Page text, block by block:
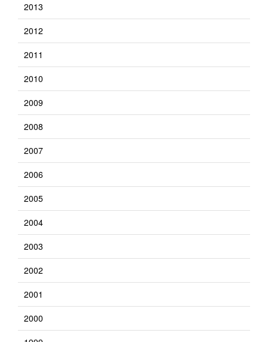
2013
2012
2011
2010
2009
2008
2007
2006
2005
2004
2003
2002
2001
2000